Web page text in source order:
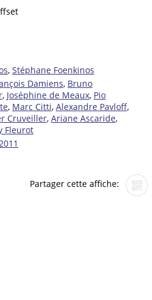
, Stéphane Foenkinos
Damiens, Bruno
, Joséphine de Meaux, Pio
, Marc Citti, Alexandre Pavloff,
Cruveiller, Ariane Ascaride,
Fleurot
Partager cette affiche: